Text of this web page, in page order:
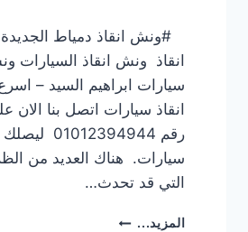
#ونش انقاذ دمياط
انقاذ ونش انقاذ السيارات
سيارات ابراهيم السيد –
انقاذ سيارات اتصل بنا الان
رقم
سيارات. هناك العديد من
التي قد تحدث…
المزيد... #ونش